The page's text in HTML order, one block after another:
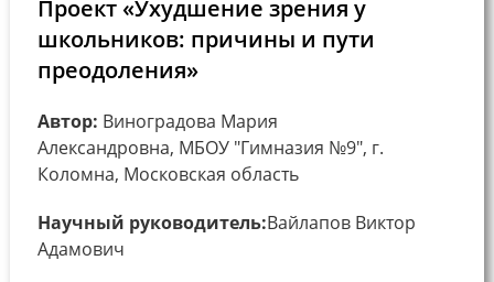
Проект «Ухудшение зрения у
школьников: причины и пути
преодоления»
Автор: Виноградова Мария
Александровна, МБОУ "Гимназия №9", г.
Коломна, Московская область
Научный руководитель:Вайлапов Виктор
Адамович